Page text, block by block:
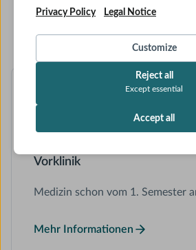
Privacy Policy Legal Notice
Customize
Reject all
Except essential
Accept all
Vorklinik
Medizin schon vom 1. Semester
Mehr Informationen